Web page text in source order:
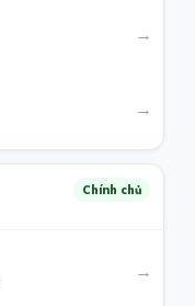
→
→
Chính chủ
→